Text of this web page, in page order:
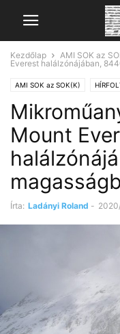
Kezdőlap AMI SOK az
Everest halálzónájában,
AMI SOK az SOK(K)
Mount
Írta: Ladányi Roland -